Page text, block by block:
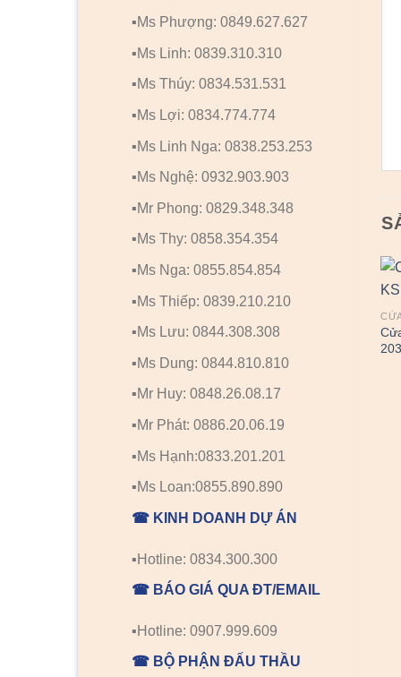
▪️Ms Phượng: 0849.627.627
▪️Ms Linh: 0839.310.310
▪️Ms Thúy: 0834.531.531
▪️Ms Lợi: 0834.774.774
▪️Ms Linh Nga: 0838.253.253
▪️Ms Nghệ: 0932.903.903
▪️Mr Phong: 0829.348.348
▪️Ms Thy: 0858.354.354
▪️Ms Nga: 0855.854.854
▪️Ms Thiếp: 0839.210.210
▪️Ms Lưu: 0844.308.308
▪️Ms Dung: 0844.810.810
▪️Mr Huy: 0848.26.08.17
▪️Mr Phát: 0886.20.06.19
▪️Ms Hạnh:0833.201.201
▪️Ms Loan:0855.890.890
☎ KINH DOANH DỰ ÁN
▪️Hotline: 0834.300.300
☎ BÁO GIÁ QUA ĐT/EMAIL
▪️Hotline: 0907.999.609
☎ BỘ PHẬN ĐẤU THẦU